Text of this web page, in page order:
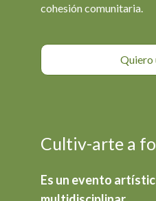
cohesión comunitaria.
Quiero
Cultiv-arte a
Es un evento